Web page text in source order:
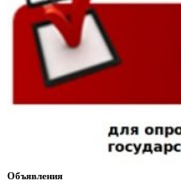
Объявления